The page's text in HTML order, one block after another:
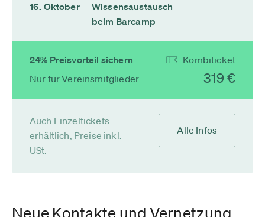
16. Oktober
Wissensaustausch
beim Barcamp
24% Preisvorteil sichern
Nur für Vereinsmitglieder
Kombiticket
319 €
Auch Einzeltickets
erhältlich, Preise inkl.
USt.
Alle Infos
Neue Kontakte und Vernetzung